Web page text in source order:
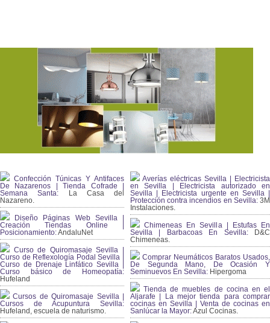
Confección Túnicas Y Antifaces
De Nazarenos | Tienda Cofrade |
Semana Santa: La Casa del
Nazareno.
Diseño Páginas Web Sevilla |
Creación Tiendas Online |
Posicionamiento:AndaluNet
Curso de Quiromasaje Sevilla |
Curso de Reflexología Podal Sevilla |
Curso de Drenaje Linfático Sevilla |
Curso básico de Homeopatía:
Hufeland
Cursos de Quiromasaje Sevilla |
Cursos de Acupuntura Sevilla:
Hufeland, escuela de naturismo.
Averías eléctricas Sevilla | Electricista
en Sevilla | Electricista autorizado en
Sevilla | Electricista urgente en Sevilla |
Protección contra incendios en Sevilla:3M
Instalaciones.
Chimeneas En Sevilla | Estufas En
Sevilla | Barbacoas En Sevilla:D&C
Chimeneas.
Comprar Neumáticos Baratos Usados,
De Segunda Mano, De Ocasión Y
Seminuevos En Sevilla: Hipergoma
Tienda de muebles de cocina en el
Aljarafe | La mejor tienda para comprar
cocinas en Sevilla | Venta de cocinas en
Sanlúcar la Mayor:Azul Cocinas.